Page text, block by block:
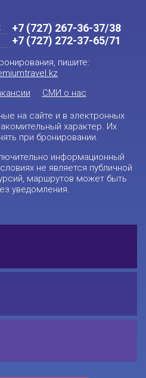
+7 (727) 267-36-37/38
+7 (727) 272-37-65/71
пишите:
СМИ о нас
на сайте и в электронных
характер. Их
при бронировании.
информационный
не является публичной
маршрутов может быть
уведомления.